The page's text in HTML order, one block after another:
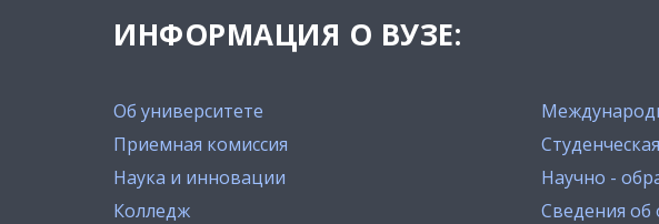
ИНФОРМАЦИЯ О ВУЗЕ:
Об университете
Приемная комиссия
Наука и инновации
Колледж
Научно -
Сведения об